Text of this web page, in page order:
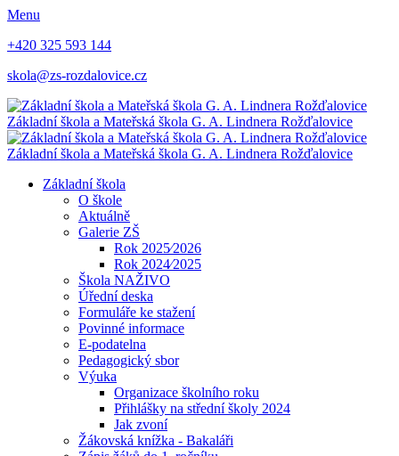
Menu
+420 325 593 144
skola@zs-rozdalovice.cz
Základní škola a Mateřská škola G. A. Lindnera Rožďalovice
Základní škola a Mateřská škola G. A. Lindnera Rožďalovice
Základní škola
O škole
Aktuálně
Galerie ZŠ
Rok 2025⁄2026
Rok 2024⁄2025
Škola NAŽIVO
Úřední deska
Formuláře ke stažení
Povinné informace
E-podatelna
Pedagogický sbor
Výuka
Organizace školního roku
Přihlášky na střední školy 2024
Jak zvoní
Žákovská knížka - Bakaláři